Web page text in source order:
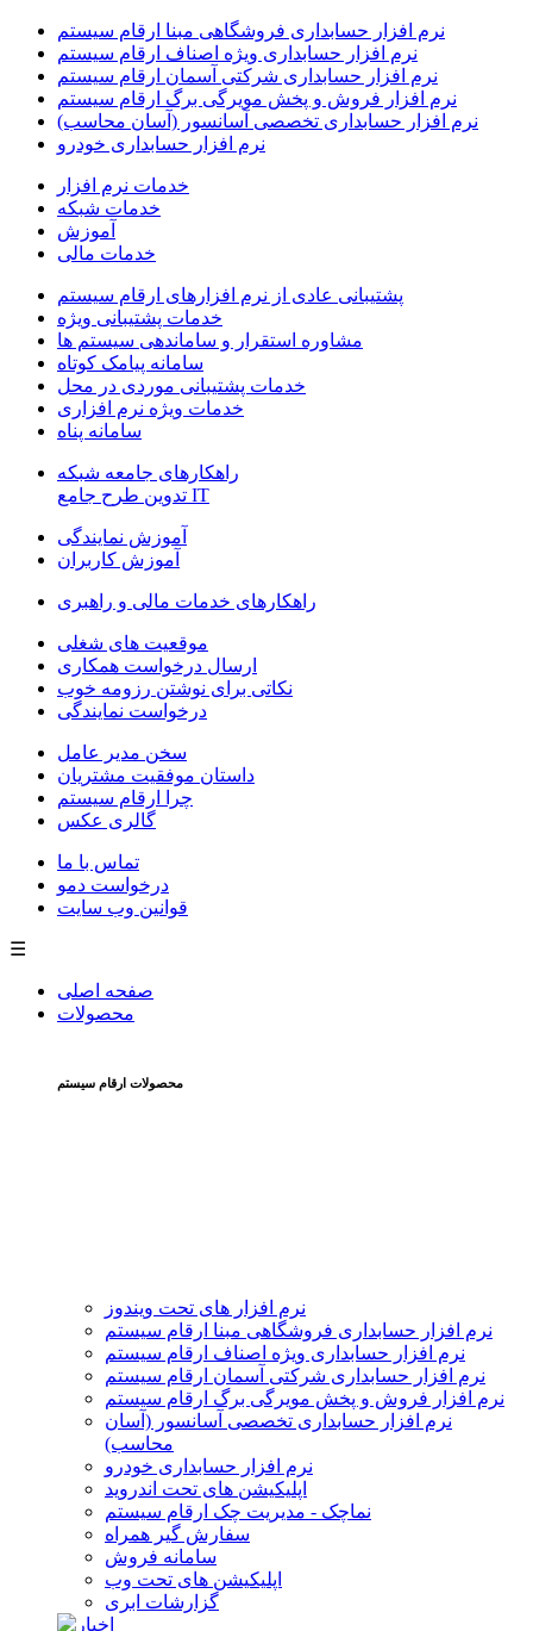
نرم افزار حسابداری فروشگاهی مبنا ارقام سیستم
نرم افزار حسابداری ویژه اصناف ارقام سیستم
نرم افزار حسابداری شرکتی آسمان ارقام سیستم
نرم افزار فروش و پخش مویرگی برگ ارقام سیستم
نرم افزار حسابداری تخصصی آسانسور (آسان محاسب)
نرم افزار حسابداری خودرو
خدمات نرم افزار
خدمات شبکه
آموزش
خدمات مالی
پشتیبانی عادی از نرم افزارهای ارقام سیستم
خدمات پشتیبانی ویژه
مشاوره استقرار و ساماندهی سیستم ها
سامانه پیامک کوتاه
خدمات پشتیبانی موردی در محل
خدمات ویژه نرم افزاری
سامانه پناه
راهکارهای جامعه شبکه
IT تدوین طرح جامع
آموزش نمایندگی
آموزش کاربران
راهکارهای خدمات مالی و راهبری
موقعیت های شغلی
ارسال درخواست همکاری
نکاتی برای نوشتن رزومه خوب
درخواست نمایندگی
سخن مدیر عامل
داستان موفقیت مشتریان
چرا ارقام سیستم
گالری عکس
تماس با ما
درخواست دمو
قوانین وب سایت
☰
صفحه اصلی
محصولات
محصولات ارقام سیستم
نرم افزار های تحت ویندوز
نرم افزار حسابداری فروشگاهی مبنا ارقام سیستم
نرم افزار حسابداری ویژه اصناف ارقام سیستم
نرم افزار حسابداری شرکتی آسمان ارقام سیستم
نرم افزار فروش و پخش مویرگی برگ ارقام سیستم
نرم افزار حسابداری تخصصی آسانسور (آسان
محاسب)
نرم افزار حسابداری خودرو
اپلیکیشن های تحت اندروید
نماچک - مدیریت چک ارقام سیستم
سفارش گیر همراه
سامانه فروش
اپلیکیشن های تحت وب
گزارشات ابری